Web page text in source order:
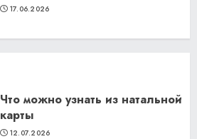
17.06.2026
Что можно узнать из натальной
карты
12.07.2026